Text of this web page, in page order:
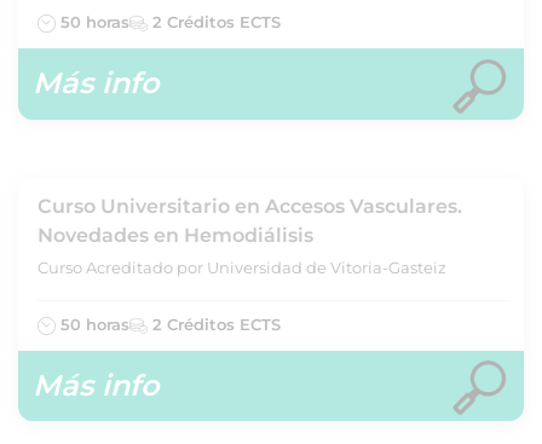
50 horas 2 Créditos ECTS
Más info
Curso Universitario en Accesos Vasculares.
Novedades en Hemodiálisis
Curso Acreditado por Universidad de Vitoria-Gasteiz
50 horas 2 Créditos ECTS
Más info